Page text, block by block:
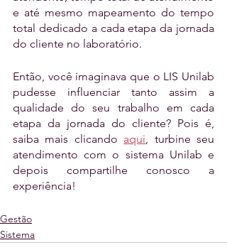
e até mesmo mapeamento do tempo
total dedicado a cada etapa da jornada
do cliente no laboratório.
Então, você imaginava que o LIS Unilab
pudesse influenciar tanto assim a
qualidade do seu trabalho em cada
etapa da jornada do cliente? Pois é,
saiba mais clicando aqui , turbine seu
atendimento com o sistema Unilab e
depois compartilhe conosco a
experiência!
Gestão
Sistema